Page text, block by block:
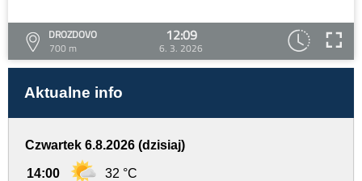
DROZDOVO
700 m
12:09
6. 3. 2026
Aktualne info
Czwartek 6.8.2026 (dzisiaj)
14:00 32 °C